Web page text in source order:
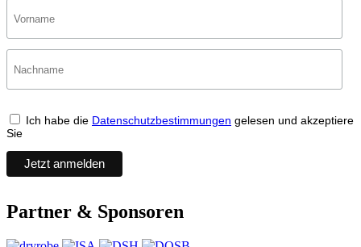
Ich habe die Datenschutzbestimmungen gelesen und akzeptiere
Sie
Partner & Sponsoren